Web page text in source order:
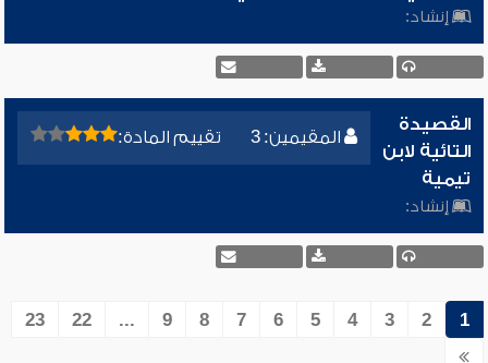
إنشاد:
المقيمين: 3 تقييم المادة:
القصيدة
التائية لابن
تيمية
إنشاد:
1
2
3
4
5
6
7
8
9
...
22
23